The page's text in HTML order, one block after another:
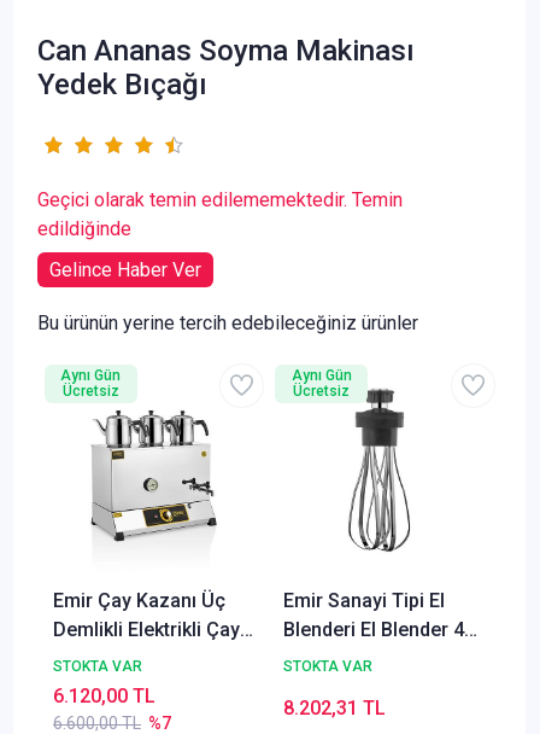
Can Ananas Soyma Makinası
Yedek Bıçağı
Geçici olarak temin edilememektedir. Temin
edildiğinde
Gelince Haber Ver
Bu ürünün yerine tercih edebileceğiniz ürünler
Emir Çay Kazanı Üç
Demlikli Elektrikli Çay
Ocağı Kazanı 38 L.
STOKTA VAR
6.600,00 TL %7
6.120,00 TL
Aynı Gün
Ücretsiz
Emir Sanayi Tipi El
Blenderi El Blender 40
Lik Yedek Mikser Uç
STOKTA VAR
8.202,31 TL
Aynı Gün
Ücretsiz